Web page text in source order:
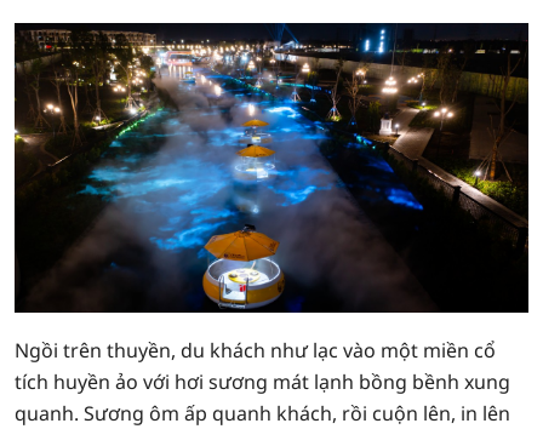
Ngồi trên thuyền, du khách như lạc vào một miền cổ
tích huyền ảo với hơi sương mát lạnh bồng bềnh xung
quanh. Sương ôm ấp quanh khách, rồi cuộn lên, in lên